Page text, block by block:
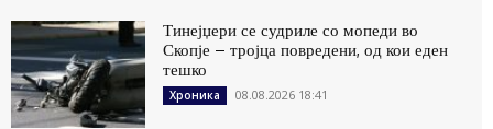
Тинејџери се судриле со мопеди во
Скопје – тројца повредени, од кои еден
тешко
Хроника 08.08.2026 18:41